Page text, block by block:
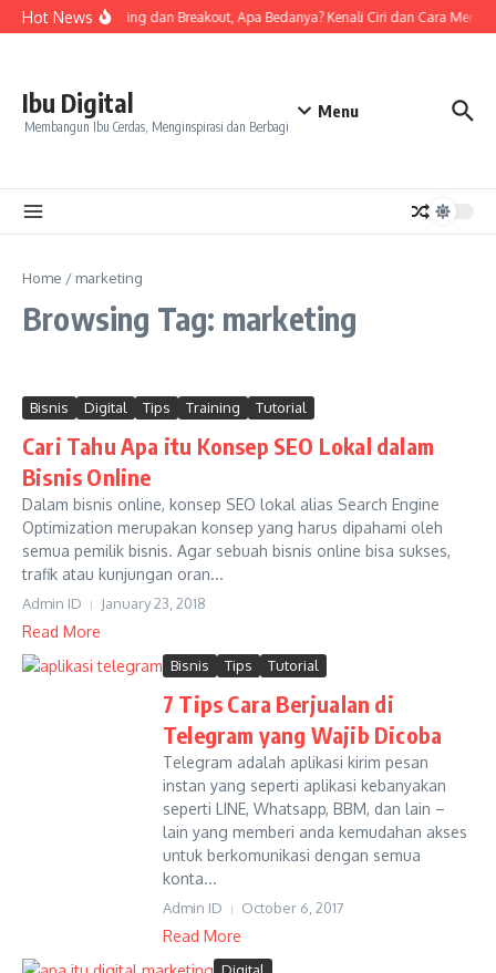
Skip to content
Hot News
Tanda Skin Purging dan Breakout, Apa Bedanya? Kenali Ciri dan Cara
Ibu Digital
Membangun Ibu Cerdas, Menginspirasi dan Berbagi
Menu
Home / marketing
Browsing Tag: marketing
Bisnis Digital Tips Training Tutorial
Cari Tahu Apa itu Konsep SEO Lokal dalam
Bisnis Online
Dalam bisnis online, konsep SEO lokal alias Search Engine
Optimization merupakan konsep yang harus dipahami oleh
semua pemilik bisnis. Agar sebuah bisnis online bisa sukses,
trafik atau kunjungan oran...
Admin ID January 23, 2018
Read More
Bisnis Tips Tutorial
7 Tips Cara Berjualan di
Telegram yang Wajib Dicoba
Telegram adalah aplikasi kirim pesan
instan yang seperti aplikasi kebanyakan
seperti LINE, Whatsapp, BBM, dan lain –
lain yang memberi anda kemudahan akses
untuk berkomunikasi dengan semua
konta...
Admin ID October 6, 2017
Read More